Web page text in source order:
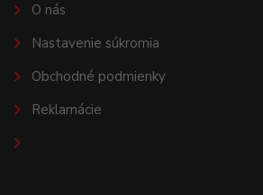
O nás
Nastavenie súkromia
Obchodné podmienky
Reklamácie